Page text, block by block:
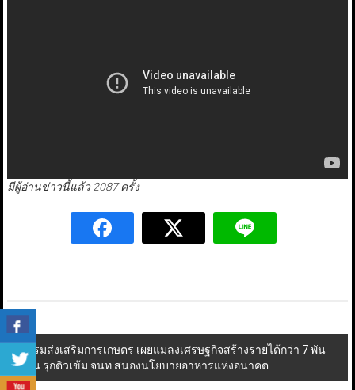
มีผู้อ่านข่าวนี้แล้ว 2087 ครั้ง
Post
navigation
กรมส่งเสริมการเกษตร เผยแมลงเศรษฐกิจสร้างรายได้กว่า 7 พัน
ล้าน รุกติวเข้ม จนท.สนองนโยบายอาหารแห่งอนาคต